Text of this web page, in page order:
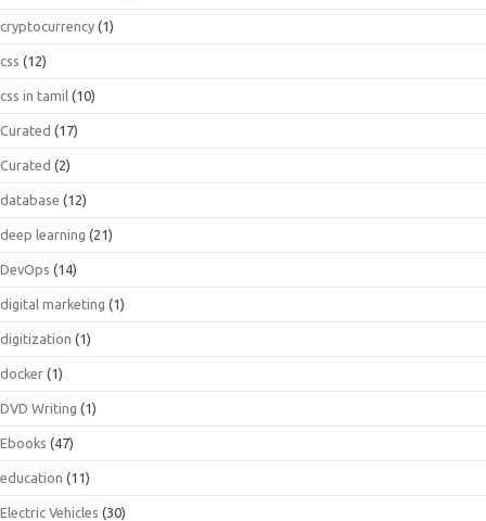
cryptocurrency (1)
css (12)
css in tamil (10)
Curated (17)
Curated (2)
database (12)
deep learning (21)
DevOps (14)
digital marketing (1)
digitization (1)
docker (1)
DVD Writing (1)
Ebooks (47)
education (11)
Electric Vehicles (30)